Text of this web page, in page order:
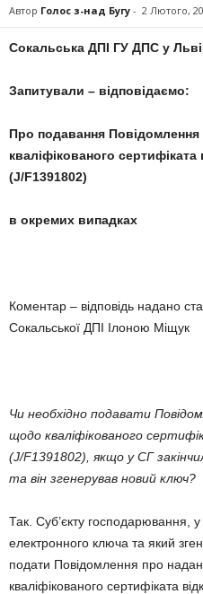
Автор Голос з-над Бугу - 2 Лютого,
Сокальська ДПІ ГУ ДПС у
Запитували – відповідаємо:
Про подавання
кваліфікованого
(J/F1391802)
в окремих випадках
Коментар – відповідь надано
Сокальської ДПІ Ілоною Міщук
Чи необхідно подавати
щодо кваліфікованого
(J/F1391802), якщо у СГ
та він згенерував новий ключ?
Так. Суб’єкту господарювання, у
електронного ключа та який
подати Повідомлення про
кваліфікованого сертифіката